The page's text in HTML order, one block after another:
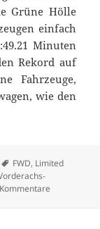
Grüne Hölle
einfach
Minuten
Rekord auf
Fahrzeuge,
wie den
S knackt
Schlagwörter
FWD, Limited